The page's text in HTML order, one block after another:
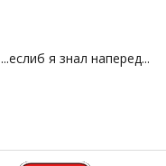
...еслиб я знал наперед...